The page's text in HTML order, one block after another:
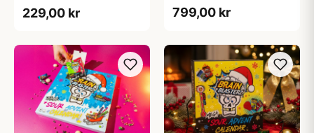
229,00 kr 799,00 kr